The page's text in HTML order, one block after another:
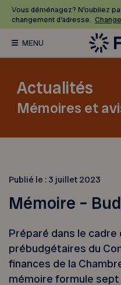
Vous déménagez? N’oubliez
changement d’adresse.
Actualités
Mémoires et
Publié le : 3 juillet 2023
Mémoire –
Préparé dans le
prébudgétaires du
finances de la
mémoire formule